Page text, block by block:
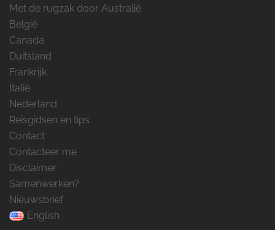
Met de rugzak door Australië
België
Canada
Duitsland
Frankrijk
Italië
Nederland
Reisgidsen en tips
Contact
Contacteer me
Disclaimer
Samenwerken?
Nieuwsbrief
English